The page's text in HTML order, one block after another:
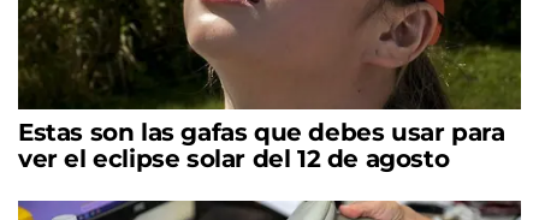
Estas son las gafas que debes usar para
ver el eclipse solar del 12 de agosto